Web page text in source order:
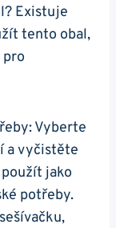
Existuje
tento obal,
Vyberte
a vyčistěte
jako
potřeby.